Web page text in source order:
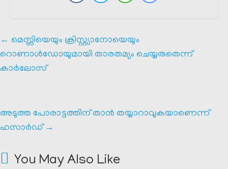
← മെസ്സിയെയും ക്രിസ്റ്റ്യാനോയെയും
റൊണാൾഡോയുമായി താരതമ്യം ചെയ്യരുതെന്ന്
കാർലോസ്
അടുത്ത പോരാട്ടത്തിന് താൻ തയ്യാറാവുകയാണെന്ന്
ഹസാർഡ് →
You May Also Like